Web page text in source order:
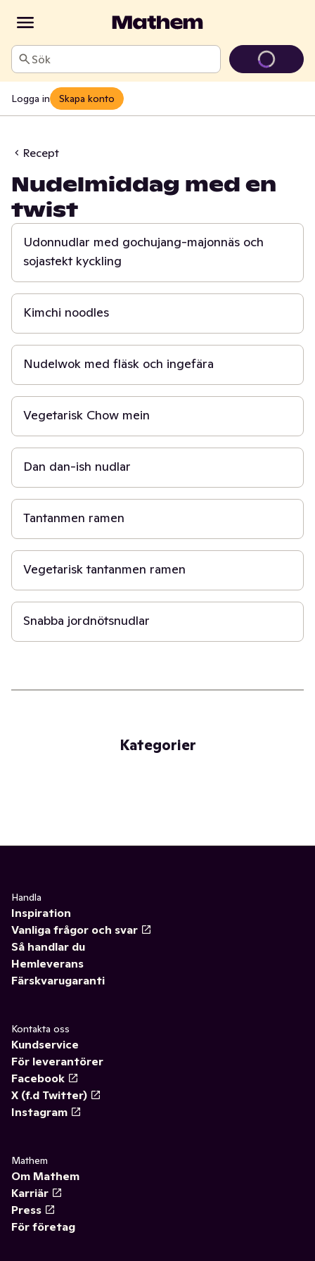
Sök
Logga in Skapa konto
Recept
Nudelmiddag med en
twist
30 min
Udonnudlar med gochujang-majonnäs och
sojastekt kyckling
15 min
Kimchi noodles
20 min
Nudelwok med fläsk och ingefära
20 min
Vegetarisk Chow mein
20 min
Dan dan-ish nudlar
30 min
Tantanmen ramen
30 min
Vegetarisk tantanmen ramen
20 min
Snabba jordnötsnudlar
Kategorier
Handla
Inspiration
Vanliga frågor och svar
Så handlar du
Hemleverans
Färskvarugaranti
Kontakta oss
Kundservice
För leverantörer
Facebook
X (f.d Twitter)
Instagram
Mathem
Om Mathem
Karriär
Press
För företag